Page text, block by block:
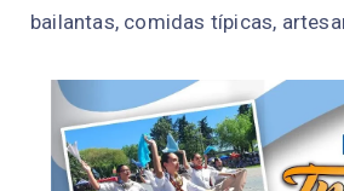
bailantas, comidas típicas,